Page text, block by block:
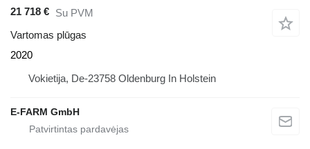
21 718 € Su PVM
Vartomas plūgas
2020
Vokietija, De-23758 Oldenburg In Holstein
E-FARM GmbH